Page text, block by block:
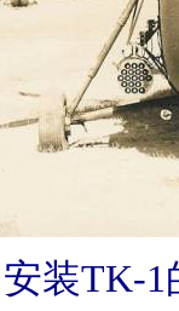
安装TK-1